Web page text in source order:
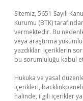
Sitemiz, 5651 Sayılı
Kurumu (BTK)
vermektedir. Bu
veya araştırma
yazdıkları içeriklerin
bu sorumluluğu kabul
Hukuka ve yasal
içerikleri,
halinde, ilgili içerikler